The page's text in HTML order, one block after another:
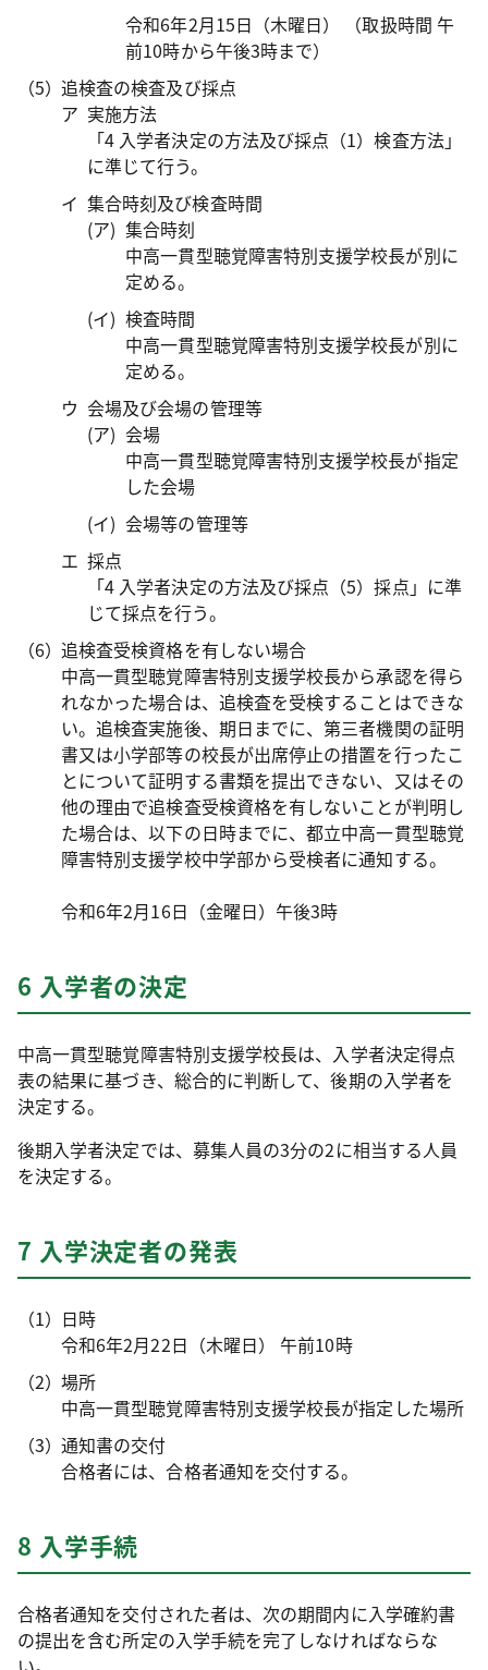
令和6年2月15日（木曜日） （取扱時間 午
前10時から午後3時まで）
追検査の検査及び採点
実施方法
「4 入学者決定の方法及び採点（1）検査方法」
に準じて行う。
集合時刻及び検査時間
集合時刻
中高一貫型聴覚障害特別支援学校長が別に
定める。
検査時間
中高一貫型聴覚障害特別支援学校長が別に
定める。
会場及び会場の管理等
会場
中高一貫型聴覚障害特別支援学校長が指定
した会場
会場等の管理等
採点
「4 入学者決定の方法及び採点（5）採点」に準
じて採点を行う。
追検査受検資格を有しない場合
中高一貫型聴覚障害特別支援学校長から承認を得ら
れなかった場合は、追検査を受検することはできな
い。追検査実施後、期日までに、第三者機関の証明
書又は小学部等の校長が出席停止の措置を行ったこ
とについて証明する書類を提出できない、又はその
他の理由で追検査受検資格を有しないことが判明し
た場合は、以下の日時までに、都立中高一貫型聴覚
障害特別支援学校中学部から受検者に通知する。
令和6年2月16日（金曜日）午後3時
6 入学者の決定
中高一貫型聴覚障害特別支援学校長は、入学者決定得点
表の結果に基づき、総合的に判断して、後期の入学者を
決定する。
後期入学者決定では、募集人員の3分の2に相当する人員
を決定する。
7 入学決定者の発表
日時
令和6年2月22日（木曜日） 午前10時
場所
中高一貫型聴覚障害特別支援学校長が指定した場所
通知書の交付
合格者には、合格者通知を交付する。
8 入学手続
合格者通知を交付された者は、次の期間内に入学確約書
の提出を含む所定の入学手続を完了しなければならな